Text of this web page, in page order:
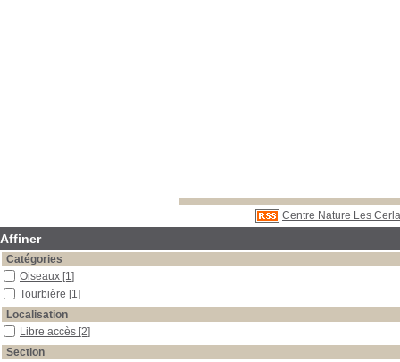
Centre Nature Les
Affiner
Catégories
Oiseaux [1]
Tourbière [1]
Localisation
Libre accès [2]
Section